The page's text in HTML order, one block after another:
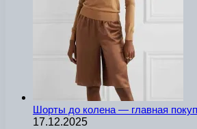
Шорты до колена — главная
17.12.2025